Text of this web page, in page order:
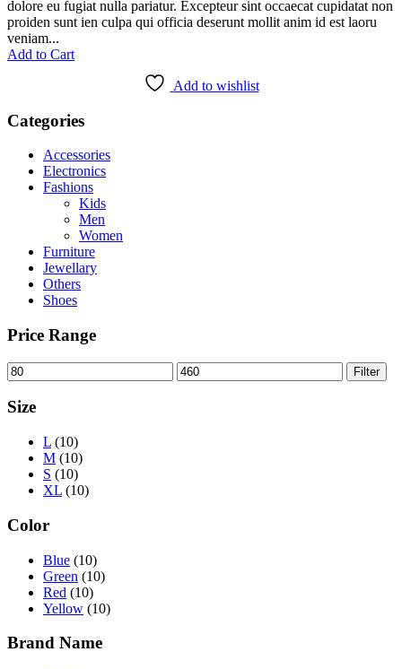
dolore eu fugiat nulla pariatur. Excepteur sint occaecat cupidatat non
proiden sunt ien culpa qui officia deserunt mollit anim id est laoru
veniam...
Add to Cart
Add to wishlist
Categories
Accessories
Electronics
Fashions
Kids
Men
Women
Furniture
Jewellary
Others
Shoes
Price Range
Filter
Size
L (10)
M (10)
S (10)
XL (10)
Color
Blue (10)
Green (10)
Red (10)
Yellow (10)
Brand Name